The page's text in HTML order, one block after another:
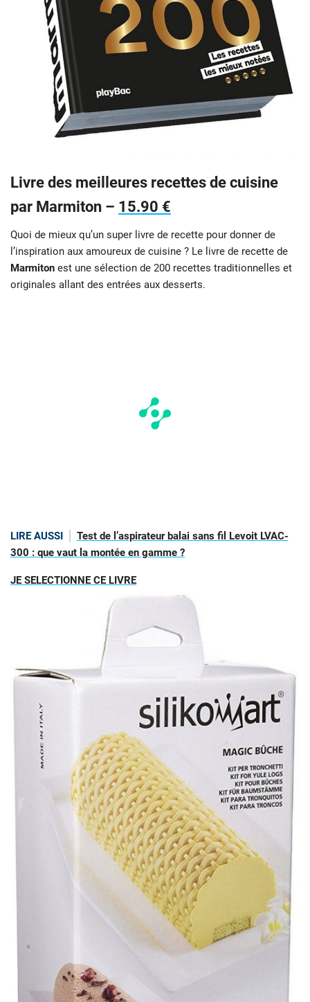
Livre des meilleures recettes de cuisine
par Marmiton – 15.90 €
Quoi de mieux qu’un super livre de recette pour donner de
l’inspiration aux amoureux de cuisine ? Le livre de recette de
Marmiton est une sélection de 200 recettes traditionnelles et
originales allant des entrées aux desserts.
LIRE AUSSI
Test de l’aspirateur balai sans fil Levoit LVAC-
300 : que vaut la montée en gamme ?
JE SELECTIONNE CE LIVRE